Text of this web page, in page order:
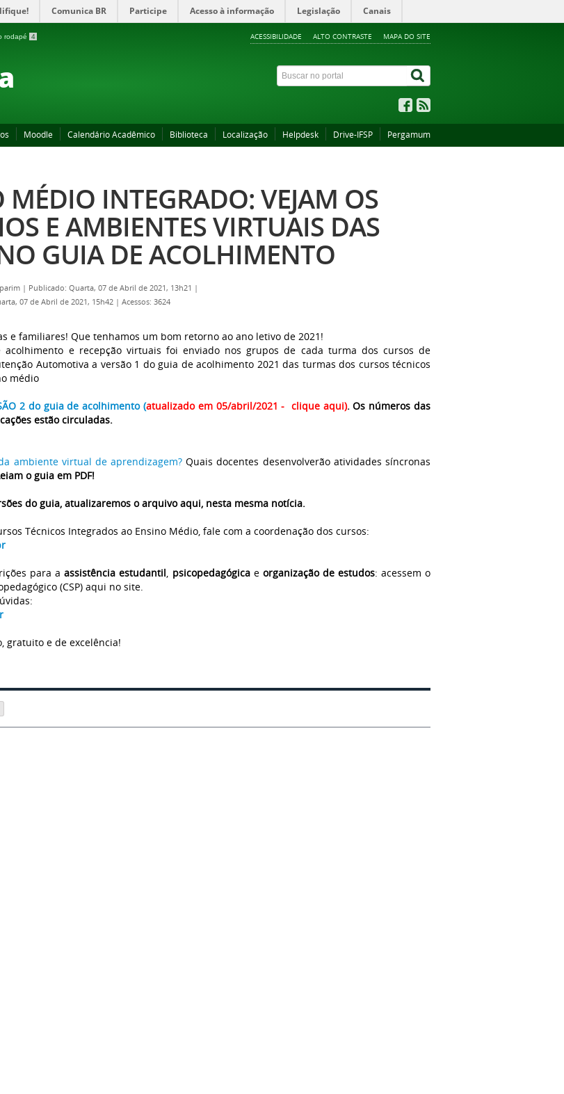
Comunica BR Participe Acesso à informação Legislação Canais
rodapé 4 ACESSIBILIDADE ALTO CONTRASTE MAPA DO SITE
Moodle Calendário Acadêmico Biblioteca Localização Helpdesk Drive-IFSP Pergamum
MÉDIO INTEGRADO: VEJAM OS
E AMBIENTES VIRTUAIS DAS
GUIA DE ACOLHIMENTO
| Publicado: Quarta, 07 de Abril de 2021, 13h21 |
07 de Abril de 2021, 15h42 | Acessos: 3624
e familiares! Que tenhamos um bom retorno ao ano letivo de 2021!
acolhimento e recepção virtuais foi enviado nos grupos de cada turma dos cursos de
Automotiva a versão 1 do guia de acolhimento 2021 das turmas dos cursos técnicos
médio
2 do guia de acolhimento (atualizado em 05/abril/2021 - clique aqui). Os números das
estão circuladas.
ambiente virtual de aprendizagem? Quais docentes desenvolverão atividades síncronas
o guia em PDF!
do guia, atualizaremos o arquivo aqui, nesta mesma notícia.
Técnicos Integrados ao Ensino Médio, fale com a coordenação dos cursos:
para aassistência estudantil, psicopedagógica e organização de estudos: acessem o
(CSP) aqui no site.
gratuito e de excelência!